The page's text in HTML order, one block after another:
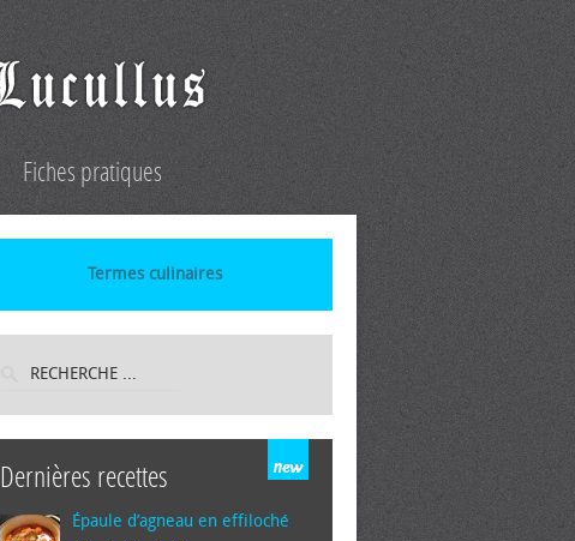
Fiches pratiques
Termes culinaires
Dernières recettes
Épaule d’agneau en effiloché